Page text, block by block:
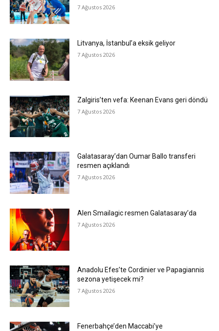
7 Ağustos 2026
Litvanya, İstanbul’a eksik geliyor
7 Ağustos 2026
Zalgiris’ten vefa: Keenan Evans geri döndü
7 Ağustos 2026
Galatasaray’dan Oumar Ballo transferi
resmen açıklandı
7 Ağustos 2026
Alen Smailagic resmen Galatasaray’da
7 Ağustos 2026
Anadolu Efes’te Cordinier ve Papagiannis
sezona yetişecek mi?
7 Ağustos 2026
Fenerbahçe’den Maccabi’ye